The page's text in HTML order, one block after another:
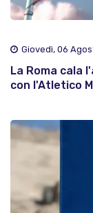
Giovedì, 06
La Roma cala
con l'Atletico